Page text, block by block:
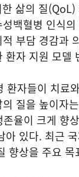
삶의 질
백혈병 인식
부담 경감과
자 지원 모델
환자들이 치료
질을 높이자
율이 크게 향
있다. 최근
향상을 주요